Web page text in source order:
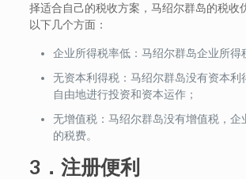
择适合自己的税收方案，马绍尔群岛的税收
以下几个方面：
企业所得税率低：马绍尔群岛企业所得
无资本利得税：马绍尔群岛没有资本利
自由地进行投资和资本运作；
无增值税：马绍尔群岛没有增值税，企
的税费。
3．注册便利